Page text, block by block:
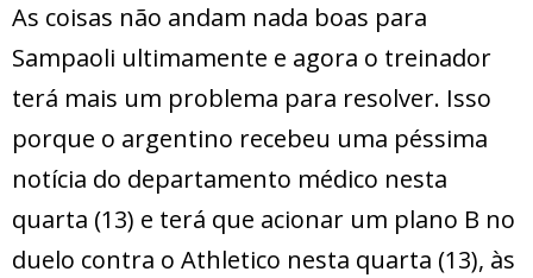
As coisas não andam nada boas para
Sampaoli ultimamente e agora o treinador
terá mais um problema para resolver. Isso
porque o argentino recebeu uma péssima
notícia do departamento médico nesta
quarta (13) e terá que acionar um plano B no
duelo contra o Athletico nesta quarta (13), às